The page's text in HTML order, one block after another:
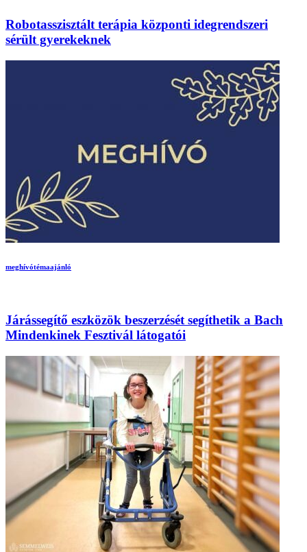
Robotasszisztált terápia központi idegrendszeri
sérült gyerekeknek
meghívótémaajánló
Járássegítő eszközök beszerzését segíthetik a Bach
Mindenkinek Fesztivál látogatói